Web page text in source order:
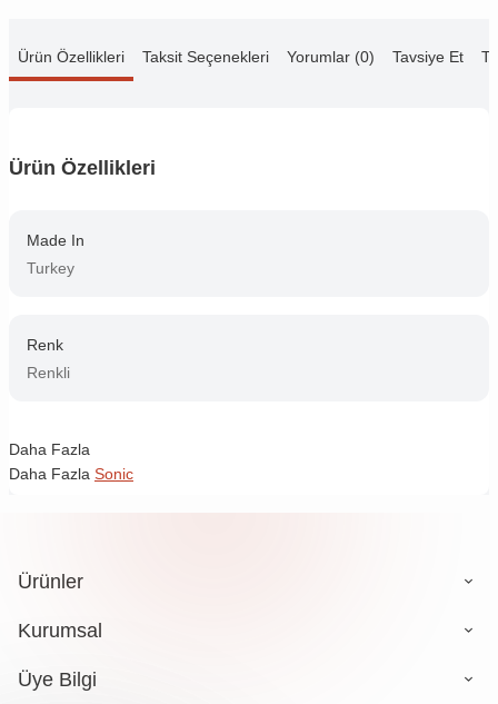
Ürün Özellikleri Taksit Seçenekleri Yorumlar (0) Tavsiye Et
Ürün Özellikleri
Made In
Turkey
Renk
Renkli
Daha Fazla
Daha Fazla Sonic
Ürünler
Kurumsal
Üye Bilgi